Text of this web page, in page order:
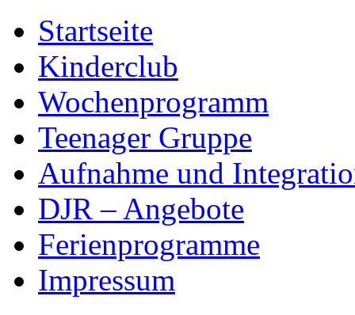
to
contentStartseite
Kinderclub
Wochenprogramm
Teenager Gruppe
Aufnahme und
DJR – Angebote
Ferienprogramme
Impressum